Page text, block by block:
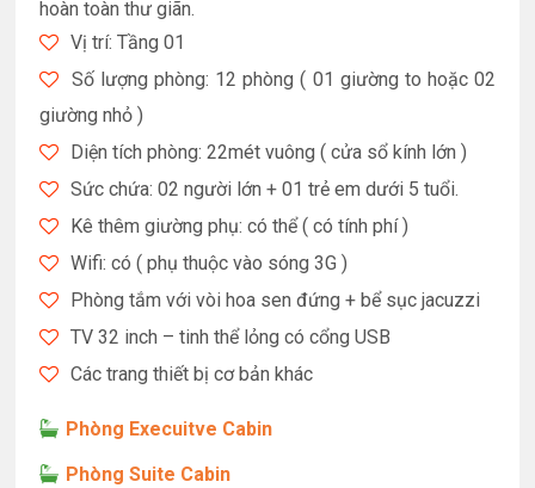
hoàn toàn thư giãn.
Vị trí: Tầng 01
Số lượng phòng: 12 phòng ( 01 giường to hoặc 02
giường nhỏ )
Diện tích phòng: 22mét vuông ( cửa sổ kính lớn )
Sức chứa: 02 người lớn + 01 trẻ em dưới 5 tuổi.
Kê thêm giường phụ: có thể ( có tính phí )
Wifi: có ( phụ thuộc vào sóng 3G )
Phòng tắm với vòi hoa sen đứng + bể sục jacuzzi
TV 32 inch – tinh thể lỏng có cổng USB
Các trang thiết bị cơ bản khác
Phòng Execuitve Cabin
Phòng Suite Cabin